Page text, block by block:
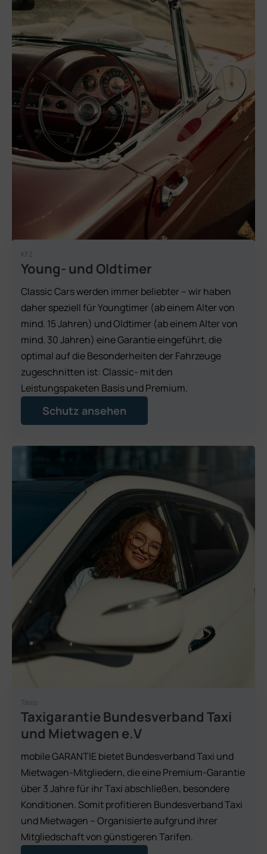
KFZ
Young- und Oldtimer
Classic Cars werden immer beliebter – wir haben
daher speziell für Youngtimer (ab einem Alter von
mind. 15 Jahren) und Oldtimer (ab einem Alter von
mind. 30 Jahren) eine Garantie eingeführt, die
optimal auf die Besonderheiten der Fahrzeuge
zugeschnitten ist: Classic- mit den
Leistungspaketen Basis und Premium.
Schutz ansehen
Taxis
Taxigarantie Bundesverband Taxi
und Mietwagen e.V
mobile GARANTIE bietet Bundesverband Taxi und
Mietwagen-Mitgliedern, die eine Premium-Garantie
über 3 Jahre für ihr Taxi abschließen, besondere
Konditionen. Somit profitieren Bundesverband Taxi
und Mietwagen – Organisierte aufgrund ihrer
Mitgliedschaft von günstigeren Tarifen.